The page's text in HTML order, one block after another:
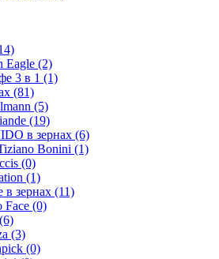
Eagle (2)
3 в 1 (1)
(81)
(5)
(19)
в зернах (6)
Bonini (1)
(0)
(1)
в зернах (11)
Face (0)
(6)
(3)
(0)